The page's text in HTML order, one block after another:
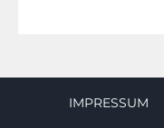
IMPRESSUM